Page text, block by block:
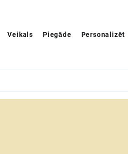
Veikals Piegāde Personalizēt